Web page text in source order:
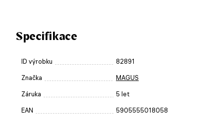
Specifikace
ID výrobku 82891
Značka MAGUS
Záruka 5 let
EAN 5905555018058